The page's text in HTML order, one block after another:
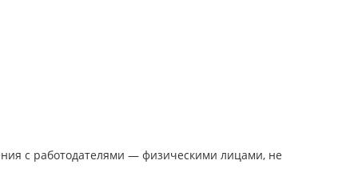
с работодателями — физическими лицами, не